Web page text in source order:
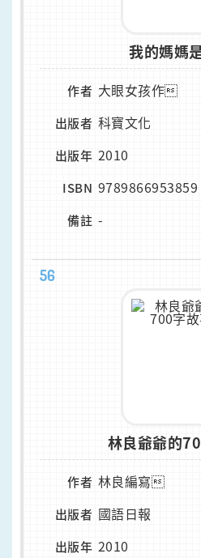
我的媽媽
作者 大眼女孩作
出版者 科寶文化
出版年 2010
ISBN 9789866953859
備註 -
56
林良爺爺的
作者 林良編寫
出版者 國語日報
出版年 2010